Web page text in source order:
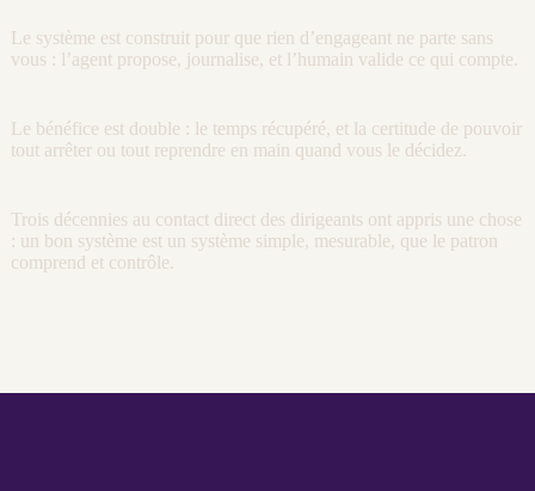
Le système est construit pour que rien d’engageant ne parte sans
vous : l’agent propose, journalise, et l’humain valide ce qui compte.
Le bénéfice est double : le temps récupéré, et la certitude de pouvoir
tout arrêter ou tout reprendre en main quand vous le décidez.
Trois décennies au contact direct des dirigeants ont appris une chose
: un bon système est un système simple, mesurable, que le patron
comprend et contrôle.